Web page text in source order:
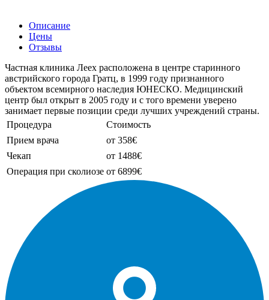
Описание
Цены
Отзывы
Частная клиника Леех расположена в центре старинного
австрийского города Гратц, в 1999 году признанного
объектом всемирного наследия ЮНЕСКО. Медицинский
центр был открыт в 2005 году и с того времени уверено
занимает первые позиции среди лучших учреждений страны.
Процедура
Стоимость
Прием врача
от 358€
Чекап
от 1488€
Операция при сколиозе от 6899€